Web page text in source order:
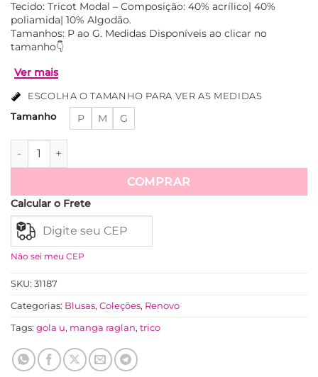
Tecido: Tricot Modal – Composição: 40% acrílico| 40%
poliamida| 10% Algodão.
Tamanhos: P ao G. Medidas Disponíveis ao clicar no
tamanho👇
Ver mais
ESCOLHA O TAMANHO PARA VER AS MEDIDAS
Tamanho P M G
Blusa Tricot Modal Manga Raglan Cátia - Preto quantidade
COMPRAR
Calcular o Frete
Não sei meu CEP
SKU: 31187
Categorias: Blusas, Coleções, Renovo
Tags: gola u, manga raglan, trico